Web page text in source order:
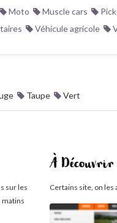
Moto
Muscle cars
Véhicule agricole
Taupe Vert
sur les
matins
À Découvrir
Certains site, on les